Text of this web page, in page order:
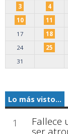
3
4
10
11
17
18
24
25
31
Lo más visto...
1 Fallece